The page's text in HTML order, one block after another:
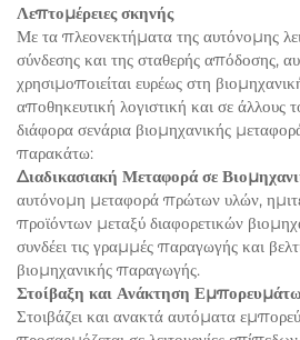
Λεπτομέρειες σκηνής
Με τα πλεονεκτήματα της αυτόνομης
σύνδεσης και της σταθερής απόδοσης,
χρησιμοποιείται ευρέως στη
αποθηκευτική λογιστική και σε άλλους
διάφορα σενάρια βιομηχανικής
παρακάτω:
Διαδικασιακή Μεταφορά σε
αυτόνομη μεταφορά πρώτων υλών,
προϊόντων μεταξύ διαφορετικών
συνδέει τις γραμμές παραγωγής και
βιομηχανικής παραγωγής.
Στοίβαξη και Ανάκτηση
Στοιβάζει και ανακτά αυτόματα